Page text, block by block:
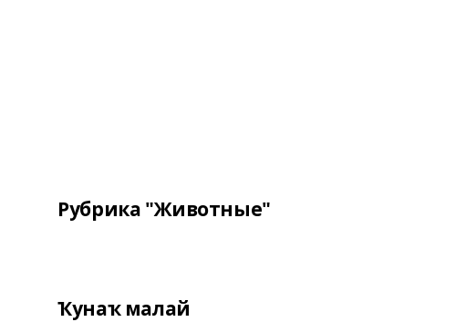
Рубрика "Животные"
Ҡунаҡ малай